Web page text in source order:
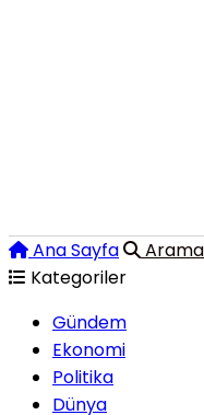
Ana Sayfa Arama
Kategoriler
Gündem
Ekonomi
Politika
Dünya